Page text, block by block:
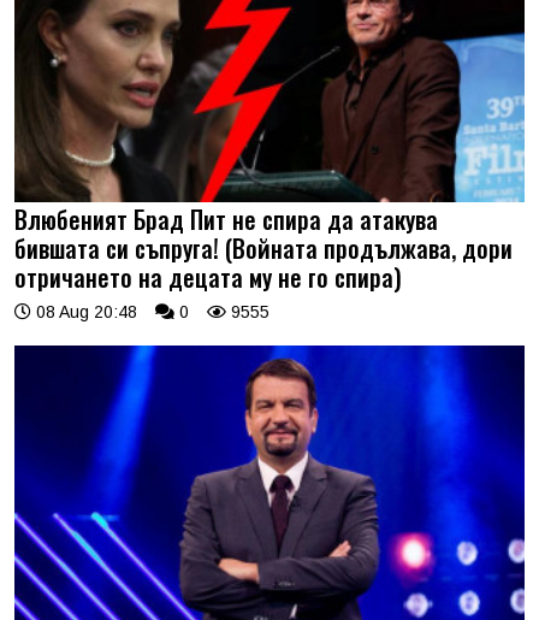
Влюбеният Брад Пит не спира да атакува
бившата си съпруга! (Войната продължава, дори
отричането на децата му не го спира)
08 Aug 20:48 0 9555